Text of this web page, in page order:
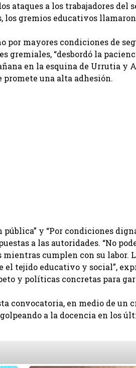
ataques a los trabajadores del
los gremios educativos
por mayores condiciones de
“desbordó la
en la esquina de Urrutia y
promete una alta adhesión.
pública” y “Por condiciones
a las autoridades. “No
mientras cumplen con su labor.
el tejido educativo y social”,
y políticas concretas para
convocatoria, en medio de un
a la docencia en los